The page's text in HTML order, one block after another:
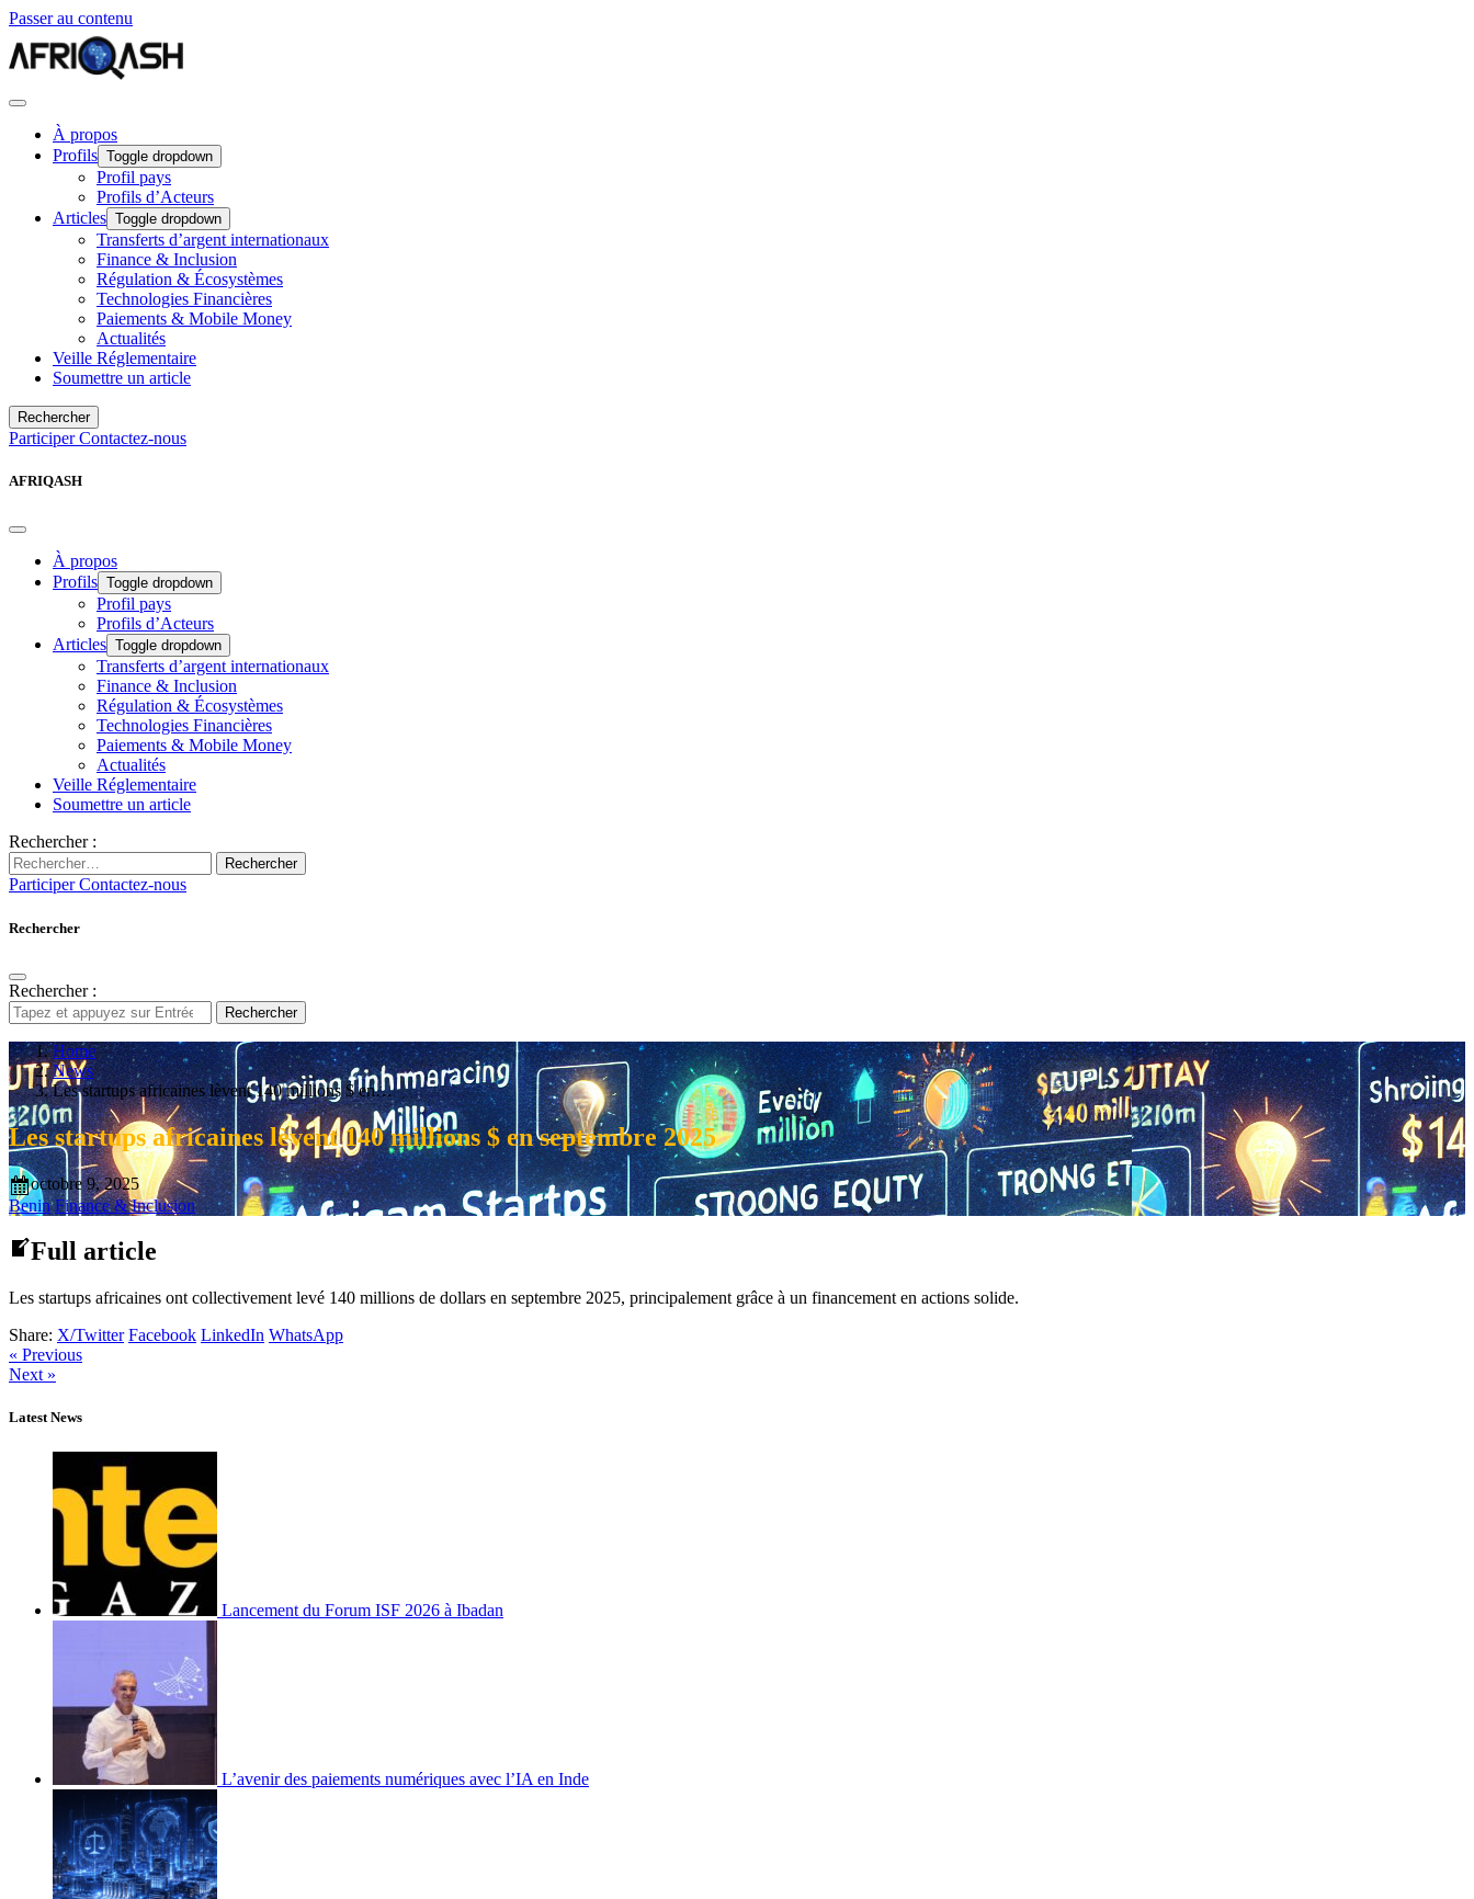
Passer au contenu
À propos
Profils Toggle dropdown
Profil pays
Profils d’Acteurs
Articles Toggle dropdown
Transferts d’argent internationaux
Finance & Inclusion
Régulation & Écosystèmes
Technologies Financières
Paiements & Mobile Money
Actualités
Veille Réglementaire
Soumettre un article
Rechercher
ParticiperContactez-nous
AFRIQASH
À propos
Profils Toggle dropdown
Profil pays
Profils d’Acteurs
Articles Toggle dropdown
Transferts d’argent internationaux
Finance & Inclusion
Régulation & Écosystèmes
Technologies Financières
Paiements & Mobile Money
Actualités
Veille Réglementaire
Soumettre un article
Rechercher :
Rechercher
ParticiperContactez-nous
Rechercher
Rechercher :
Rechercher
Home
News
Les startups africaines lèvent 140 millions $ en…
Les startups africaines lèvent 140 millions $ en septembre 2025
octobre 9, 2025
Benin Finance & Inclusion
Full article
Les startups africaines ont collectivement levé 140 millions de dollars en septembre 2025, principalement grâce à un financement en actions solide.
Share: X/Twitter Facebook LinkedIn WhatsApp
« Previous
Next »
Latest News
Lancement du Forum ISF 2026 à Ibadan
L’avenir des paiements numériques avec l’IA en Inde